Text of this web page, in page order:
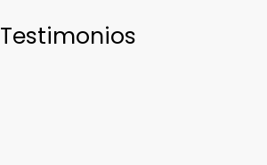
Testimonios